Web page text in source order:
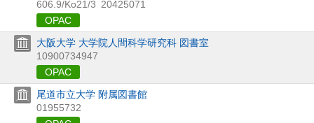
606.9/Ko21/3 20425071
OPAC
大阪大学 大学院人間科学研究科 図書室
10900734947
OPAC
尾道市立大学 附属図書館
01955732